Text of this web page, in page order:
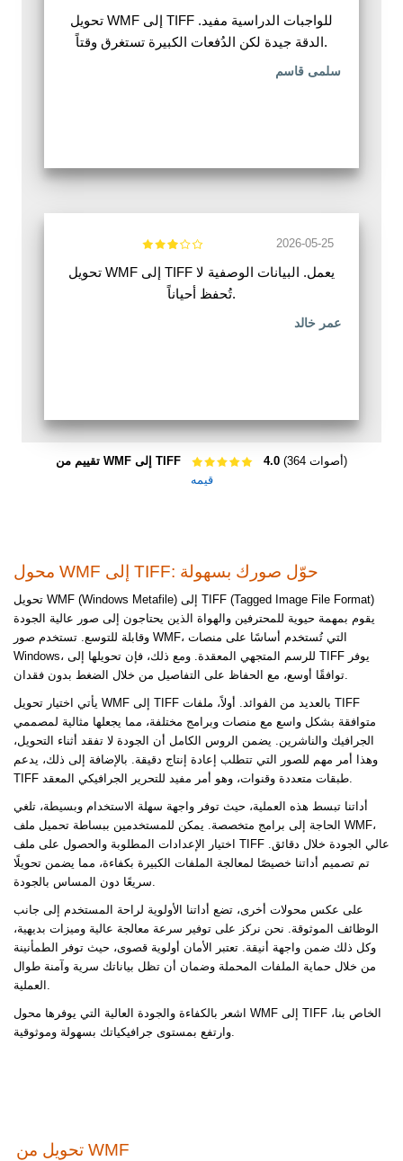
تحويل WMF إلى TIFF للواجبات الدراسية مفيد.
الدقة جيدة لكن الدُفعات الكبيرة تستغرق وقتاً.
سلمى قاسم
2026-05-25
تحويل WMF إلى TIFF يعمل. البيانات الوصفية لا
تُحفظ أحياناً.
عمر خالد
تقييم من WMF إلى TIFF 4.0
(364 أصوات)
قيمه
محول WMF إلى TIFF: حوّل صورك بسهولة
تحويل WMF (Windows Metafile) إلى TIFF (Tagged Image File Format)
يقوم بمهمة حيوية للمحترفين والهواة الذين يحتاجون إلى صور عالية الجودة
وقابلة للتوسع. تستخدم صور WMF، التي تُستخدم أساسًا على منصات
Windows، للرسم المتجهي المعقدة. ومع ذلك، فإن تحويلها إلى TIFF يوفر
توافقًا أوسع، مع الحفاظ على التفاصيل من خلال الضغط بدون فقدان.
يأتي اختيار تحويل WMF إلى TIFF بالعديد من الفوائد. أولاً، ملفات TIFF
متوافقة بشكل واسع مع منصات وبرامج مختلفة، مما يجعلها مثالية لمصممي
الجرافيك والناشرين. يضمن الروس الكامل أن الجودة لا تفقد أثناء التحويل،
وهذا أمر مهم للصور التي تتطلب إعادة إنتاج دقيقة. بالإضافة إلى ذلك، يدعم
TIFF طبقات متعددة وقنوات، وهو أمر مفيد للتحرير الجرافيكي المعقد.
أداتنا تبسط هذه العملية، حيث توفر واجهة سهلة الاستخدام وبسيطة، تلغي
الحاجة إلى برامج متخصصة. يمكن للمستخدمين ببساطة تحميل ملف WMF،
اختيار الإعدادات المطلوبة والحصول على ملف TIFF عالي الجودة خلال دقائق.
تم تصميم أداتنا خصيصًا لمعالجة الملفات الكبيرة بكفاءة، مما يضمن تحويلًا
سريعًا دون المساس بالجودة.
على عكس محولات أخرى، تضع أداتنا الأولوية لراحة المستخدم إلى جانب
الوظائف الموثوقة. نحن نركز على توفير سرعة معالجة عالية وميزات بديهية،
وكل ذلك ضمن واجهة أنيقة. تعتبر الأمان أولوية قصوى، حيث توفر الطمأنينة
من خلال حماية الملفات المحملة وضمان أن تظل بياناتك سرية وآمنة طوال
العملية.
اشعر بالكفاءة والجودة العالية التي يوفرها محول WMF إلى TIFF الخاص بنا،
وارتفع بمستوى جرافيكياتك بسهولة وموثوقية.
تحويل من WMF